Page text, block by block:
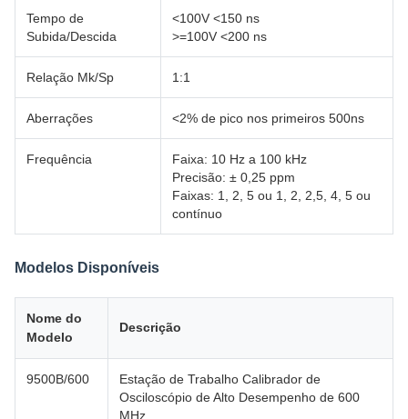
Tempo de
Subida/Descida
<100V <150 ns
>=100V <200 ns
Relação Mk/Sp 1:1
Aberrações <2% de pico nos primeiros 500ns
Frequência
Faixa: 10 Hz a 100 kHz
Precisão: ± 0,25 ppm
Faixas: 1, 2, 5 ou 1, 2, 2,5, 4, 5 ou
contínuo
Modelos Disponíveis
Nome do
Modelo
Descrição
9500B/600
Estação de Trabalho Calibrador de
Osciloscópio de Alto Desempenho de 600
MHz